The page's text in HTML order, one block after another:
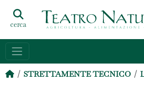
cerca
STRETTAMENTE TECNICO